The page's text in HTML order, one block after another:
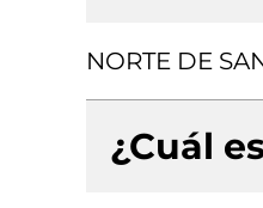
NORTE DE
¿Cuál